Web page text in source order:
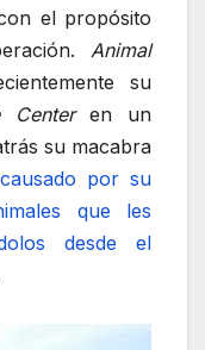
el propósito
Animal
su
Centeren un
su macabra
por su
que les
desde el